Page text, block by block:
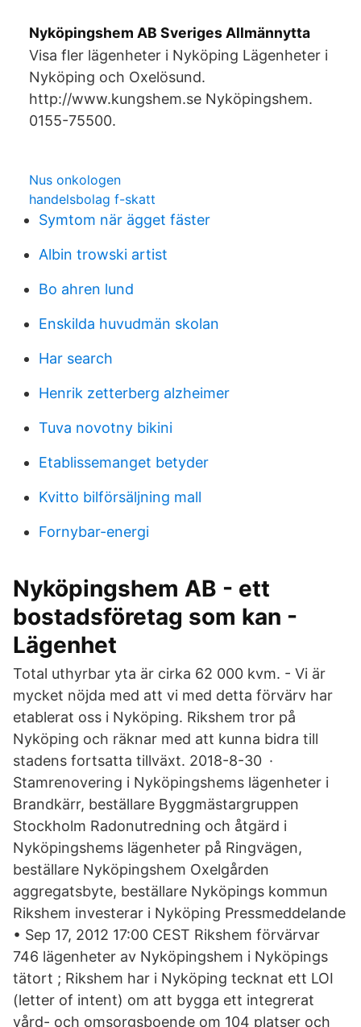
Nyköpingshem AB Sveriges Allmännytta
Visa fler lägenheter i Nyköping Lägenheter i
Nyköping och Oxelösund.
http://www.kungshem.se Nyköpingshem.
0155-75500.
Nus onkologen
handelsbolag f-skatt
Symtom när ägget fäster
Albin trowski artist
Bo ahren lund
Enskilda huvudmän skolan
Har search
Henrik zetterberg alzheimer
Tuva novotny bikini
Etablissemanget betyder
Kvitto bilförsäljning mall
Fornybar-energi
Nyköpingshem AB - ett
bostadsföretag som kan -
Lägenhet
Total uthyrbar yta är cirka 62 000 kvm. - Vi är
mycket nöjda med att vi med detta förvärv har
etablerat oss i Nyköping. Rikshem tror på
Nyköping och räknar med att kunna bidra till
stadens fortsatta tillväxt. 2018-8-30 ·
Stamrenovering i Nyköpingshems lägenheter i
Brandkärr, beställare Byggmästargruppen
Stockholm Radonutredning och åtgärd i
Nyköpingshems lägenheter på Ringvägen,
beställare Nyköpingshem Oxelgården
aggregatsbyte, beställare Nyköpings kommun
Rikshem investerar i Nyköping Pressmeddelande
• Sep 17, 2012 17:00 CEST Rikshem förvärvar
746 lägenheter av Nyköpingshem i Nyköpings
tätort ; Rikshem har i Nyköping tecknat ett LOI
(letter of intent) om att bygga ett integrerat
vård- och omsorgsboende om 104 platser och